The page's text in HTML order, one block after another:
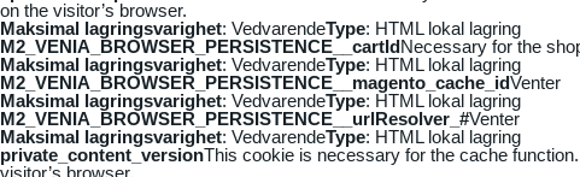
on the visitor’s browser.
Maksimal lagringsvarighet: VedvarendeType: HTML lokal lagring
M2_VENIA_BROWSER_PERSISTENCE__cartIdNecessary for the
Maksimal lagringsvarighet: VedvarendeType: HTML lokal lagring
M2_VENIA_BROWSER_PERSISTENCE__magento_cache_idVenter
Maksimal lagringsvarighet: VedvarendeType: HTML lokal lagring
M2_VENIA_BROWSER_PERSISTENCE__urlResolver_#Venter
Maksimal lagringsvarighet: VedvarendeType: HTML lokal lagring
private_content_versionThis cookie is necessary for the cache